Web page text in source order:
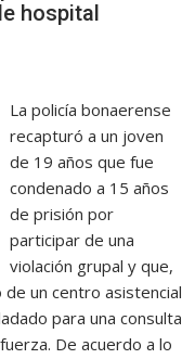
hospital
La policía bonaerense
recapturó a un joven
de 19 años que fue
condenado a 15 años
de prisión por
participar de una
violación grupal y que,
un centro asistencial
para una consulta
De acuerdo a lo